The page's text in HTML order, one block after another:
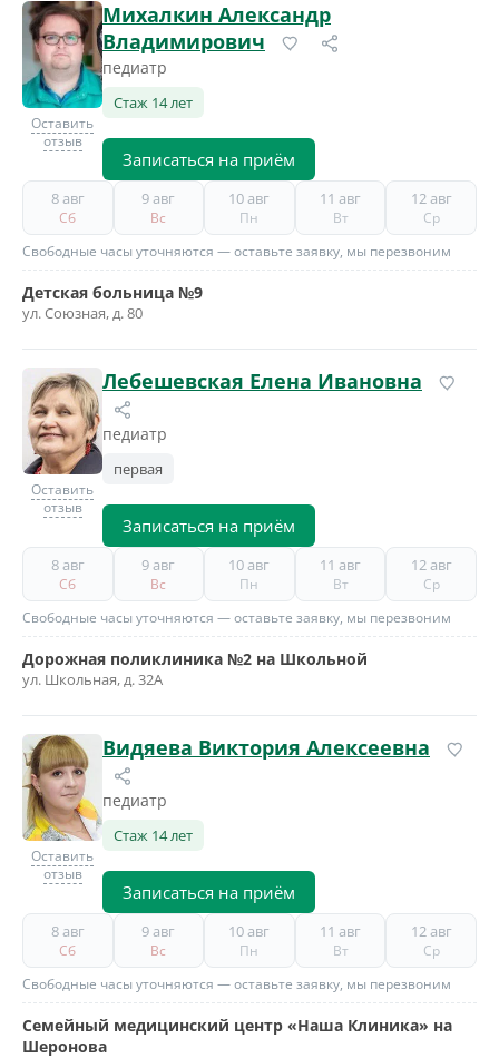
Оставить
отзыв
Михалкин Александр
Владимирович
педиатр
Стаж 14 лет
Записаться на приём
8 авг
Сб
9 авг
Вс
10 авг
Пн
11 авг
Вт
12 авг
Ср
Свободные часы уточняются — оставьте заявку, мы перезвоним
Детская больница №9
ул. Союзная, д. 80
Оставить
отзыв
Лебешевская Елена Ивановна
педиатр
первая
Записаться на приём
8 авг
Сб
9 авг
Вс
10 авг
Пн
11 авг
Вт
12 авг
Ср
Свободные часы уточняются — оставьте заявку, мы перезвоним
Дорожная поликлиника №2 на Школьной
ул. Школьная, д. 32А
Оставить
отзыв
Видяева Виктория Алексеевна
педиатр
Стаж 14 лет
Записаться на приём
8 авг
Сб
9 авг
Вс
10 авг
Пн
11 авг
Вт
12 авг
Ср
Свободные часы уточняются — оставьте заявку, мы перезвоним
Семейный медицинский центр «Наша Клиника» на
Шеронова